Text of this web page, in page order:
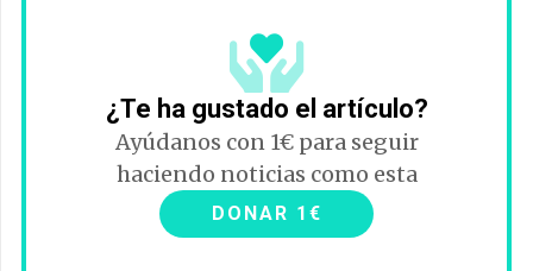
¿Te ha gustado el artículo?
Ayúdanos con 1€ para seguir
haciendo noticias como esta
DONAR 1€